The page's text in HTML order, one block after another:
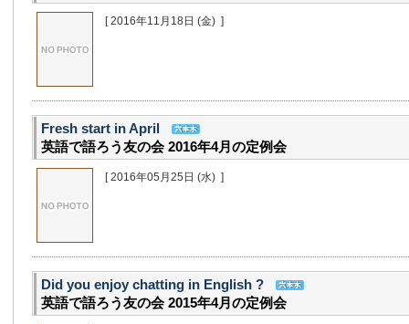
[ 2016年11月18日 (金) ]
Fresh start in April
英語で語ろう友の会 2016年4月の定例会
[ 2016年05月25日 (水) ]
Did you enjoy chatting in English ?
英語で語ろう友の会 2015年4月の定例会